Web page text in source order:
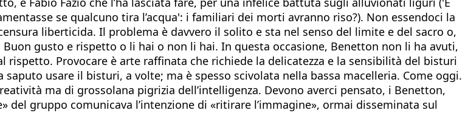
se qualcuno tira l’acqua': i familiari dei morti avranno riso?). Non essendoci la
liberticida. Il problema è davvero il solito e sta nel senso del limite e del sacro o,
gusto e rispetto o li hai o non li hai. In questa occasione, Benetton non li ha avuti,
Provocare è arte raffinata che richiede la delicatezza e la sensibilità del bisturi
usare il bisturi, a volte; ma è spesso scivolata nella bassa macelleria. Come oggi.
ma di grossolana pigrizia dell’intelligenza. Devono averci pensato, i Benetton,
gruppo comunicava l’intenzione di «ritirare l’immagine», ormai disseminata sul